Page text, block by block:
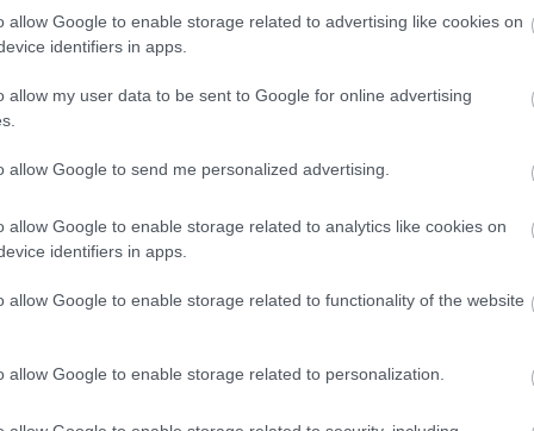
allow Google to enable storage related to advertising like cookies on
identifiers in apps.
allow my user data to be sent to Google for online advertising
allow Google to send me personalized advertising.
allow Google to enable storage related to analytics like cookies on
identifiers in apps.
allow Google to enable storage related to functionality of the website
allow Google to enable storage related to personalization.
είπε η Κοξ στον τηλεοπτικό φακό του
στο πολύκροτο διαζύγιο.“Νομίζω
κάνουμε τα πράγματα χειρότερα για
υποτιθέμενη εμπλοκή της Άνιστον στο
της Άνιστον, Τζάστιν Θερού, μιλώντας στο
όλων να εμπλέκουν την
στο διαζύγιο του πρώην της, ήταν ιδιαίτερα
σύντροφο του.“Υπάρχει μια ατελείωτη
όλοι λένε ότι δεν έχουν καμιά τέτοια διάθεση.
επειδή πουλάει. Όμως υπάρχουν